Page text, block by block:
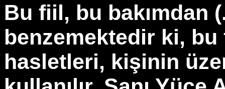
Bu fiil, bu bakımdan
benzemektedir ki,
hasletleri, kişinin